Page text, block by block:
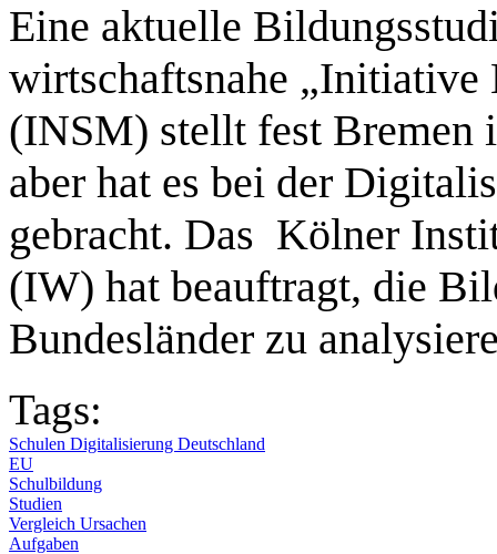
Eine aktuelle
wirtschaftsnahe
(INSM) stellt fest Bremen
aber hat es bei der
gebracht. Das Kölner
(IW) hat beauftragt, die
Bundesländer zu
Tags:
Schulen Digitalisierung Deutschland
EU
Schulbildung
Studien
Vergleich Ursachen
Aufgaben